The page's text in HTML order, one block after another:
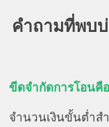
คำถามที่พบ
ขีดจำกัดการโอนคื
จำนวนเงินขั้นต่ำส